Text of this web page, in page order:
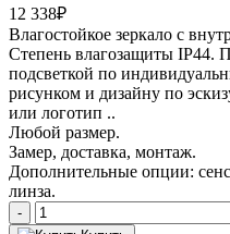
12 338₽
Влагостойкое зеркало с
Степень влагозащиты IP44.
подсветкой по
рисунком и дизайну по
или логотип ..
Любой размер.
Замер, доставка, монтаж.
Дополнительные опции:
линза.
-